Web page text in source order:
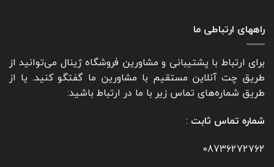
راههای ارتباطی ما
برای ارتباط با پشتیبانی و مشاورین فروشگاه ژینال می‌توانید از
طریق چت آنلاین مستقیم با مشاورین ما گفتگو کنید. یا از
طریق شماره‌های تماس زیر با ما در ارتباط باشید:
شماره تماس ثابت :
08736272762